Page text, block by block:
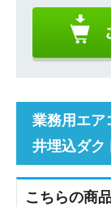
業務用エ
井埋込ダ
こちらの商